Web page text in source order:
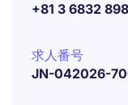
+81 3 6832
求人番号
JN-042026-